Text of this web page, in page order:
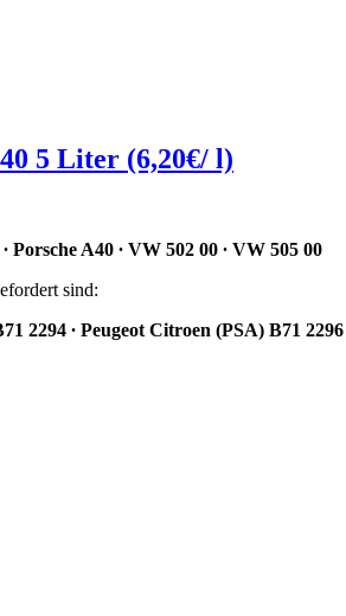
5 Liter (6,20€/ l)
A40 ∙ VW 502 00 ∙ VW 505 00
sind:
2294 ∙ Peugeot Citroen (PSA) B71